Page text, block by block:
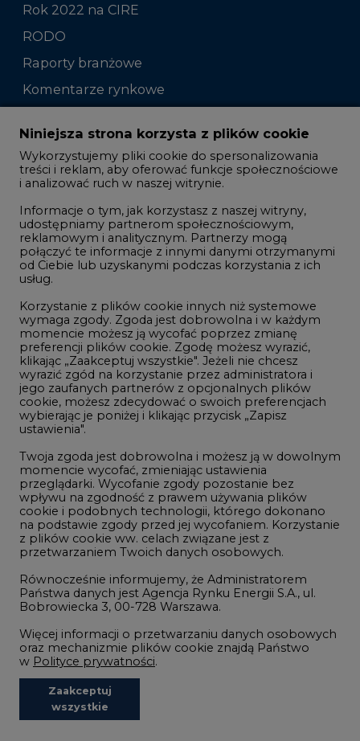
Rok 2022 na CIRE
RODO
Raporty branżowe
Komentarze rynkowe
Zmiany kadrowe na rynku
Studio CIRE
Rozmowy o energetyce
Gospodarka
Geopolityka
LTE450
Innowacje i AI
Telekomunikacja i IT
Handel emisjami CO2
Wodór
Górnictwo
Atom
Fotowoltaika
Offshore wind
Zielone samorządy
Zielona gospodarka
©2002- 2021 - 2026
REDAKCJA@CIRE.PL
Niniejsza strona korzysta z plików cookie
Wykorzystujemy pliki cookie do spersonalizowania
treści i reklam, aby oferować funkcje społecznościowe
i analizować ruch w naszej witrynie.
Informacje o tym, jak korzystasz z naszej witryny,
udostępniamy partnerom społecznościowym,
reklamowym i analitycznym. Partnerzy mogą
połączyć te informacje z innymi danymi otrzymanymi
od Ciebie lub uzyskanymi podczas korzystania z ich
usług.
Korzystanie z plików cookie innych niż systemowe
wymaga zgody. Zgoda jest dobrowolna i w każdym
momencie możesz ją wycofać poprzez zmianę
preferencji plików cookie. Zgodę możesz wyrazić,
klikając „Zaakceptuj wszystkie". Jeżeli nie chcesz
wyrazić zgód na korzystanie przez administratora i
jego zaufanych partnerów z opcjonalnych plików
cookie, możesz zdecydować o swoich preferencjach
wybierając je poniżej i klikając przycisk „Zapisz
ustawienia".
Twoja zgoda jest dobrowolna i możesz ją w dowolnym
momencie wycofać, zmieniając ustawienia
przeglądarki. Wycofanie zgody pozostanie bez
wpływu na zgodność z prawem używania plików
cookie i podobnych technologii, którego dokonano
na podstawie zgody przed jej wycofaniem. Korzystanie
z plików cookie ww. celach związane jest z
przetwarzaniem Twoich danych osobowych.
Równocześnie informujemy, że Administratorem
Państwa danych jest Agencja Rynku Energii S.A., ul.
Bobrowiecka 3, 00-728 Warszawa.
Więcej informacji o przetwarzaniu danych osobowych
oraz mechanizmie plików cookie znajdą Państwo
w Polityce prywatności.
Zaakceptuj
wszystkie